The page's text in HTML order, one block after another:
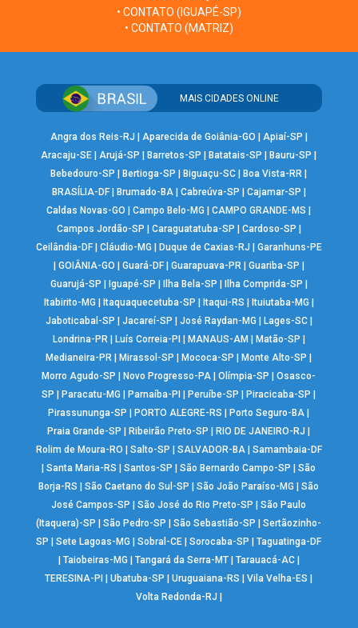
• CONTATO (IGUAPÉ-SP)
• CONTATO (MATRIZ)
MAIS CIDADES ONLINE
Angra dos Reis-RJ Aparecida de Goiânia-GO Apiaí-SP
Aracaju-SE |Arujá-SP Barretos-SP Batatais-SP Bauru-SP
Bebedouro-SP
Bertioga-SP Biguaçu-SC Boa Vista-RR
BRASÍLIA-DF| Brumado-BA| Cabreúva-SP Cajamar-SP
Caldas Novas-GO
|Campo Belo-MG |CAMPO GRANDE-MS
Campos Jordão-SP
Caraguatatuba-SP Cardoso-SP
Ceilândia-DF| Cláudio-MG Duque de Caxias-RJ
Garanhuns-PE
GOIÂNIA-GO Guará-DF| Guarapuava-PR| Guariba-SP
Guarujá-SP
Iguapé-SP Ilha Bela-SP Ilha Comprida-SP
Itabirito-MG
Itaquaquecetuba-SP Itaqui-RS Ituiutaba-MG
Jaboticabal-SP
Jacareí-SP José Raydan-MG Lages-SC|
Londrina-PR| Luís Correia-PI MANAUS-AM Matão-SP
Medianeira-PR
Mirassol-SP Mococa-SP Monte Alto-SP
Morro Agudo-SP
Novo Progresso-PA |Olímpia-SP |Osasco-
SP
Paracatu-MG Parnaíba-PI Peruíbe-SP Piracicaba-SP
Pirassununga-SP
PORTO ALEGRE-RS Porto Seguro-BA
Praia Grande-SP
Ribeirão Preto-SP RIO DE JANEIRO-RJ
Rolim de Moura-RO
Salto-SP SALVADOR-BA| Samambaia-DF
|Santa Maria-RS |Santos-SP |São Bernardo Campo-SP |São
Borja-RS
|São Caetano do Sul-SP |São João Paraíso-MG |São
José Campos-SP
|São José do Rio Preto-SP |São Paulo
(Itaquera)-SP
|São Pedro-SP |São Sebastião-SP |Sertãozinho-
SP
|Sete Lagoas-MG |Sobral-CE |Sorocaba-SP |Taguatinga-DF
Taiobeiras-MG Tangará da Serra-MT| Tarauacá-AC|
TERESINA-PI
|Ubatuba-SP |Uruguaiana-RS |Vila Velha-ES
Volta Redonda-RJ